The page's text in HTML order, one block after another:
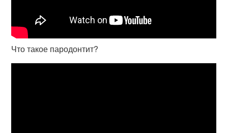
Что такое пародонтит?